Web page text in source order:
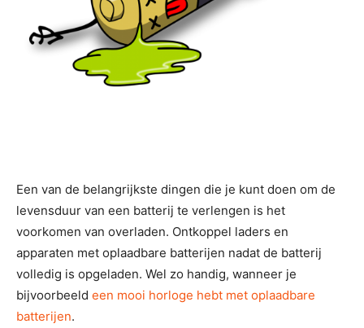
Een van de belangrijkste dingen die je kunt doen om de
levensduur van een batterij te verlengen is het
voorkomen van overladen. Ontkoppel laders en
apparaten met oplaadbare batterijen nadat de batterij
volledig is opgeladen. Wel zo handig, wanneer je
bijvoorbeeld een mooi horloge hebt met oplaadbare
batterijen.